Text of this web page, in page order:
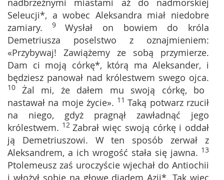
nadbrzeżnymi miastami aż do nadmorskiej
Seleucji*, a wobec Aleksandra miał niedobre
zamiary. 9Wysłał on bowiem do króla
Demetriusza poselstwo z oznajmieniem:
«Przybywaj! Zawiążemy ze sobą przymierze.
Dam ci moją córkę*, którą ma Aleksander, i
będziesz panował nad królestwem swego ojca.
10 Żal mi, że dałem mu swoją córkę, bo
nastawał na moje życie». 11Taką potwarz rzucił
na niego, gdyż pragnął zawładnąć jego
królestwem. 12 Zabrał więc swoją córkę i oddał
ją Demetriuszowi. W ten sposób zerwał z
Aleksandrem, a ich wrogość stała się jawna. 13
Ptolemeusz zaś uroczyście wjechał do Antiochii
i włożył sobie na głowę diadem Azji*. Tak więc